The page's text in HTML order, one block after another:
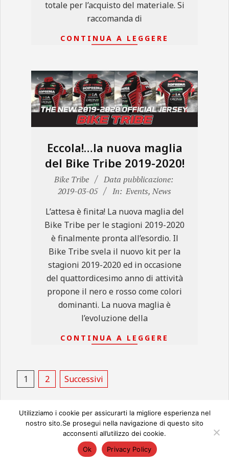
totale per l’acquisto del materiale. Si
raccomanda di
CONTINUA A LEGGERE
Eccola!…la nuova maglia
del Bike Tribe 2019-2020!
2019-
Bike Tribe
Data pubblicazione:
2019-03-05
In: Events, News
L’attesa è finita! La nuova maglia del
Bike Tribe per le stagioni 2019-2020
è finalmente pronta all’esordio. Il
Bike Tribe svela il nuovo kit per la
stagioni 2019-2020 ed in occasione
del quattordicesimo anno di attività
propone il nero e rosso come colori
dominanti. La nuova maglia è
l’evoluzione della
CONTINUA A LEGGERE
Paginazione
articoli
1 2 Successivi
© 2026
Utilizziamo i cookie per assicurarti la migliore esperienza nel
nostro sito.Se prosegui nella navigazione di questo sito
acconsenti all’utilizzo dei cookie.
Ok
Privacy Policy